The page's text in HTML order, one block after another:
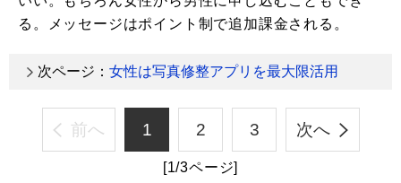
る。メッセージはポイント制で追加課金される。
次ページ： 女性は写真修整アプリを最大限活用
前へ 1 2 3 次へ
[1/3ページ]